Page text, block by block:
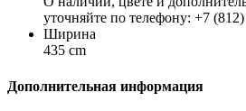
уточняйте по телефону: +7
Ширина
435 cm
Дополнительная информация